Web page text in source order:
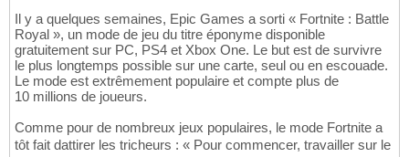
Il y a quelques semaines, Epic Games a sorti « Fortnite : Battle
Royal », un mode de jeu du titre éponyme disponible
gratuitement sur PC, PS4 et Xbox One. Le but est de survivre
le plus longtemps possible sur une carte, seul ou en escouade.
Le mode est extrêmement populaire et compte plus de
10 millions de joueurs.
Comme pour de nombreux jeux populaires, le mode Fortnite a
tôt fait dattirer les tricheurs : « Pour commencer, travailler sur le